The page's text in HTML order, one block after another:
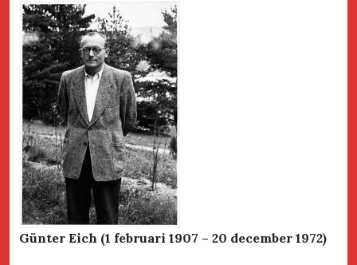
Günter Eich (1 februari 1907 – 20 december 1972)